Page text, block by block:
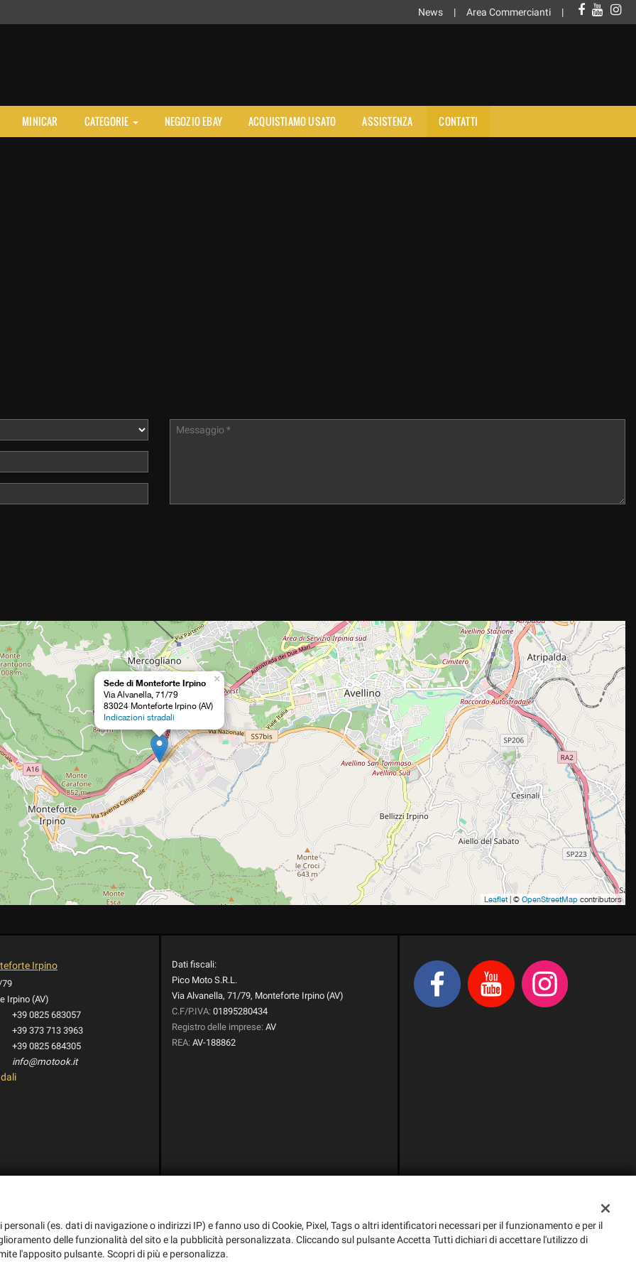
News Area Commercianti
MINICAR CATEGORIE NEGOZIO EBAY ACQUISTIAMO USATO ASSISTENZA CONTATTI
Sede di Monteforte Irpino
Via Alvanella, 71/79
83024 Monteforte Irpino (AV)
Indicazioni stradali
×
Leaflet| © OpenStreetMap contributors
Irpino
79
Irpino (AV)
+39 0825 683057
+39 373 713 3963
+39 0825 684305
info@motook.it
Dati fiscali:
Pico Moto S.R.L.
Via Alvanella, 71/79, Monteforte Irpino (AV)
C.F/P.IVA: 01895280434
Registro delle imprese: AV
REA: AV-188862
(es. dati di navigazione o indirizzi IP) e fanno uso di Cookie, Pixel, Tags o altri identificatori necessari per il funzionamento e per il
delle funzionalità del sito e la pubblicità personalizzata. Cliccando sul pulsante Accetta Tutti dichiari di accettare l'utilizzo di
l'apposito pulsante. Scopri di più e personalizza.